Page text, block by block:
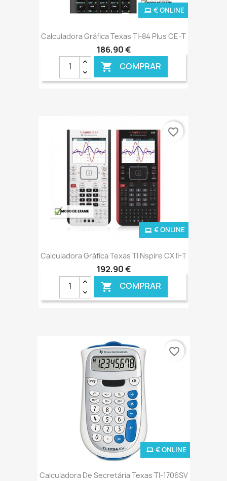
Calculadora Gráfica Texas TI-84 Plus CE-T
186,90 €
 COMPRAR
€ ONLINE
Calculadora Gráfica Texas TI Nspire CX II-T
192,90 €
 COMPRAR
€ ONLINE
favorite_border
Calculadora De Secretária Texas TI-1706SV
€ ONLINE
favorite_border